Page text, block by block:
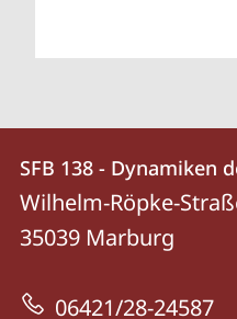
Kontakt
und
Informationen
zur
SFB
138
Dynamiken
SFB 138 - Dynamiken
Wilhelm-Röpke-
35039 Marburg
06421/28-24587